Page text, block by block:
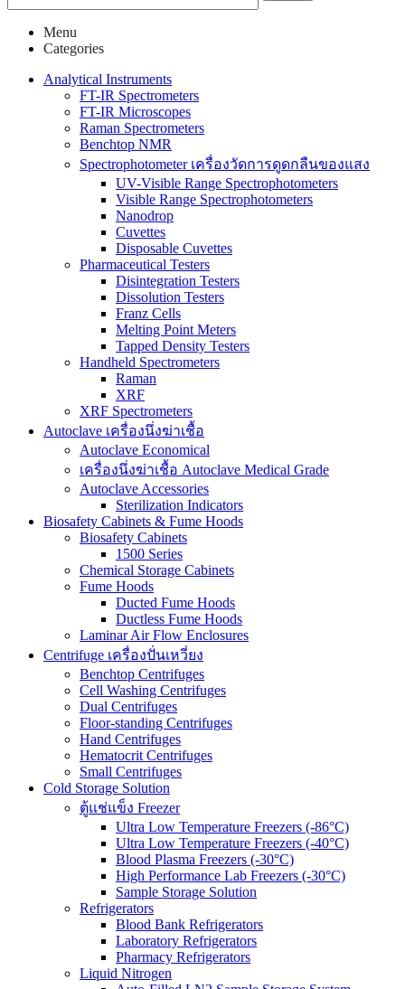
Menu
Categories
Analytical Instruments
FT-IR Spectrometers
FT-IR Microscopes
Raman Spectrometers
Benchtop NMR
Spectrophotometer เครื่องวัดการดูดกลืนของแสง
UV-Visible Range Spectrophotometers
Visible Range Spectrophotometers
Nanodrop
Cuvettes
Disposable Cuvettes
Pharmaceutical Testers
Disintegration Testers
Dissolution Testers
Franz Cells
Melting Point Meters
Tapped Density Testers
Handheld Spectrometers
Raman
XRF
XRF Spectrometers
Autoclave เครื่องนึ่งฆ่าเชื้อ
Autoclave Economical
เครื่องนึ่งฆ่าเชื้อ Autoclave Medical Grade
Autoclave Accessories
Sterilization Indicators
Biosafety Cabinets & Fume Hoods
Biosafety Cabinets
1500 Series
Chemical Storage Cabinets
Fume Hoods
Ducted Fume Hoods
Ductless Fume Hoods
Laminar Air Flow Enclosures
Centrifuge เครื่องปั่นเหวี่ยง
Benchtop Centrifuges
Cell Washing Centrifuges
Dual Centrifuges
Floor-standing Centrifuges
Hand Centrifuges
Hematocrit Centrifuges
Small Centrifuges
Cold Storage Solution
ตู้แช่แข็ง Freezer
Ultra Low Temperature Freezers (-86°C)
Ultra Low Temperature Freezers (-40°C)
Blood Plasma Freezers (-30°C)
High Performance Lab Freezers (-30°C)
Sample Storage Solution
Refrigerators
Blood Bank Refrigerators
Laboratory Refrigerators
Pharmacy Refrigerators
Liquid Nitrogen